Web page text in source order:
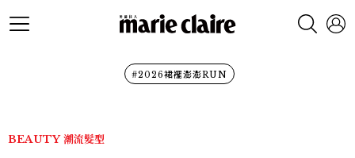
#2026裙襬澎澎RUN
BEAUTY 潮流髮型